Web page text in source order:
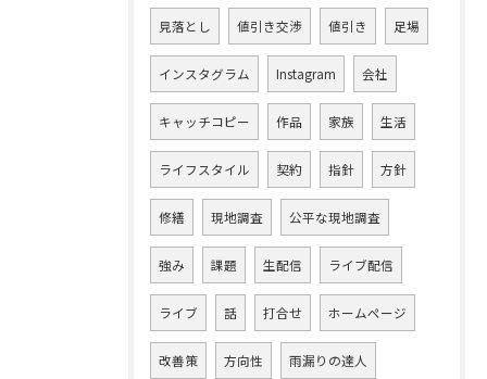
見落とし 値引き交渉 値引き 足場
インスタグラム Instagram 会社
キャッチコピー 作品 家族 生活
ライフスタイル 契約 指針 方針
修繕 現地調査 公平な現地調査
強み 課題 生配信 ライブ配信
ライブ 話 打合せ ホームページ
改善策 方向性 雨漏りの達人